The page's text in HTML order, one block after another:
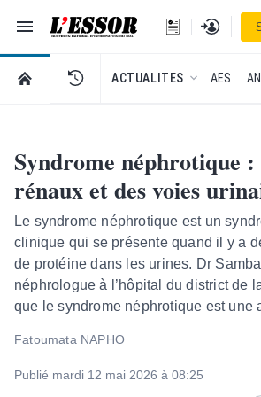
Navigation
L'Essor - retour à la une
Se
RETOUR À LA PAGE D’ACCUEIL DE L'ESSOR
ACTUALITES AES
Syndrome néphrotique
rénaux et des voies
Le syndrome néphrotique est un
clinique qui se présente quand il y a
de protéine dans les urines. Dr
néphrologue à l’hôpital du district de
que le syndrome néphrotique est une
Fatoumata NAPHO
Publié mardi 12 mai 2026 à 08:25